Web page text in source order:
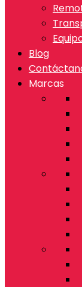
Blog
Marcas